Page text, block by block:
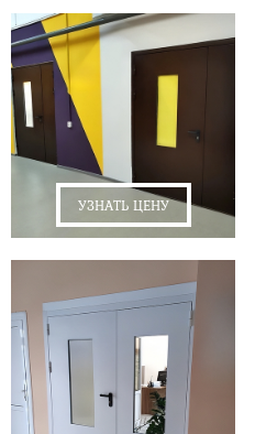
УЗНАТЬ ЦЕНУ